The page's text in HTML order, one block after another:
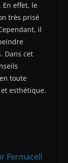
effet, le
très prisé
il
Dans cet
toute
esthétique.
Fermacell